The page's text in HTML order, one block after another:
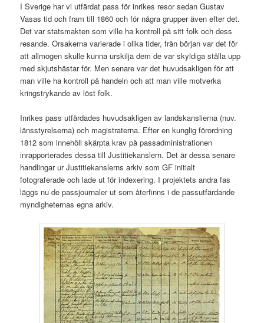
I Sverige har vi utfärdat pass för inrikes resor sedan Gustav
Vasas tid och fram till 1860 och för några grupper även efter det.
Det var statsmakten som ville ha kontroll på sitt folk och dess
resande. Orsakerna varierade i olika tider, från början var det för
att allmogen skulle kunna urskilja dem de var skyldiga ställa upp
med skjutshästar för. Men senare var det huvudsakligen för att
man ville ha kontroll på handeln och att man ville motverka
kringstrykande av löst folk.
Inrikes pass utfärdades huvudsakligen av landskanslierna (nuv.
länsstyrelserna) och magistraterna. Efter en kunglig förordning
1812 som innehöll skärpta krav på passadministrationen
inrapporterades dessa till Justitiekanslern. Det är dessa senare
handlingar ur Justitiekanslerns arkiv som GF initialt
fotograferade och lade ut för indexering. I projektets andra fas
läggs nu de passjournaler ut som återfinns i de passutfärdande
myndigheternas egna arkiv.